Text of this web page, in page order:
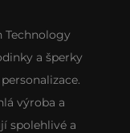
Technology
a šperky
výroba a
spolehlivé a